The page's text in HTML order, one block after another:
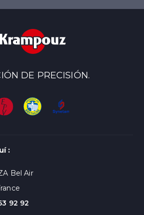
DE PRECISIÓN.
:
Bel Air
92 92